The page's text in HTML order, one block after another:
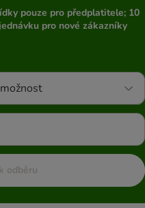
pouze pro předplatitele; 10
pro nové zákazníky
odběru